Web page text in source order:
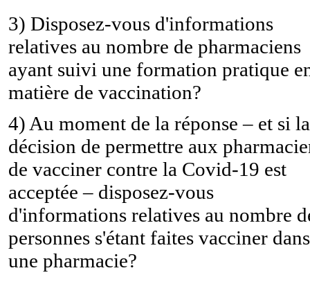
3) Disposez-vous d'informations
relatives au nombre de pharmaciens
ayant suivi une formation pratique
matière de vaccination?
4) Au moment de la réponse – et si la
décision de permettre aux
de vacciner contre la Covid-19 est
acceptée – disposez-vous
d'informations relatives au nombre
personnes s'étant faites vacciner dans
une pharmacie?